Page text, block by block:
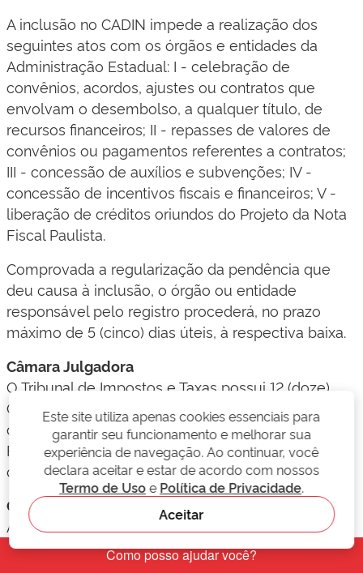
A inclusão no CADIN impede a realização dos
seguintes atos com os órgãos e entidades da
Administração Estadual: I - celebração de
convênios, acordos, ajustes ou contratos que
envolvam o desembolso, a qualquer título, de
recursos financeiros; II - repasses de valores de
convênios ou pagamentos referentes a contratos;
III - concessão de auxílios e subvenções; IV -
concessão de incentivos fiscais e financeiros; V -
liberação de créditos oriundos do Projeto da Nota
Fiscal Paulista.
Comprovada a regularização da pendência que
deu causa à inclusão, o órgão ou entidade
responsável pelo registro procederá, no prazo
máximo de 5 (cinco) dias úteis, à respectiva baixa.
Câmara Julgadora
O Tribunal de Impostos e Taxas possui 12 (doze)
Câmaras Julgadoras, sendo cada uma delas
composta por 2 (dois) juízes representantes da
Fazenda Pública e 2 (dois) juízes representantes
dos contribuintes.
Câmara Superior
A Câmara Superior é composta por 16 (dezesseis)
juízes, sendo que 08 (oito) são representantes da
Fazenda Pública e 08 (oito) são representantes dos
Este site utiliza apenas cookies essenciais para
garantir seu funcionamento e melhorar sua
experiência de navegação. Ao continuar, você
declara aceitar e estar de acordo com nossos
Termo de UsoePolítica de Privacidade.
Aceitar